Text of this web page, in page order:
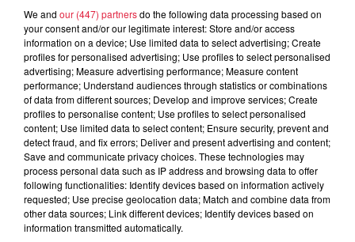
événements...
Les nouveautés de l’été 2019 à découvrir en
famille !!
Des nouvelles activités ludiques et pédagogiques
les enfants avec
des jeux anciens et agrès en bois,
un espace cabanes,
des découvertes naturalistes sur le sentier des explorateurs,
un quizz pour tout savoir sur l’eau...
Et de nouveaux sentiers balisés
We and our (447) partnersdo the following data processing based on
your consent and/or our legitimate interest: Store and/or access
information on a device; Use limited data to select advertising; Create
profiles for personalised advertising; Use profiles to select personalised
advertising; Measure advertising performance; Measure content
performance; Understand audiences through statistics or combinations
of data from different sources; Develop and improve services; Create
profiles to personalise content; Use profiles to select personalised
content; Use limited data to select content; Ensure security, prevent and
detect fraud, and fix errors; Deliver and present advertising and content;
Save and communicate privacy choices. These technologies may
process personal data such as IP address and browsing data to offer
following functionalities: Identify devices based on information actively
requested; Use precise geolocation data; Match and combine data from
other data sources; Link different devices; Identify devices based on
information transmitted automatically.